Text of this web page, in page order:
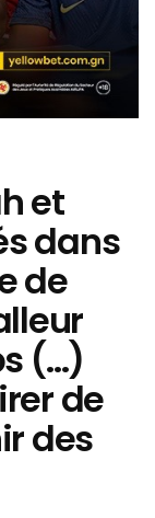
et
dans
de
(…)
de
des